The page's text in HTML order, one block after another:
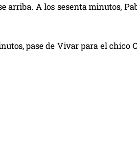
arriba. A los sesenta minutos,
pase de Vivar para el chico